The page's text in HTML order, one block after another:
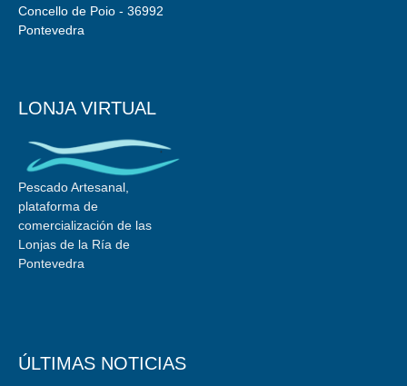
Concello de Poio - 36992
Pontevedra
LONJA VIRTUAL
Pescado Artesanal,
plataforma de
comercialización de las
Lonjas de la Ría de
Pontevedra
ÚLTIMAS NOTICIAS